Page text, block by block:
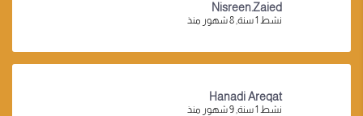
Nisreen.zaied
نشط 1 سنة, 8 شهور منذ
Hanadi Areqat
نشط 1 سنة, 9 شهور منذ